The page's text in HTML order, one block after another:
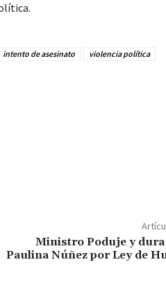
intento de asesinato violencia política
Ministro Poduje y
Paulina Núñez por Ley de